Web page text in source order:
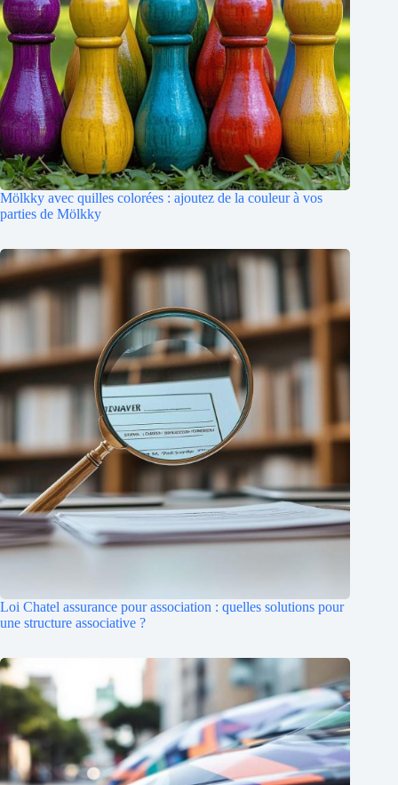
Mölkky avec quilles colorées : ajoutez de la couleur à vos
parties de Mölkky
Loi Chatel assurance pour association : quelles solutions pour
une structure associative ?